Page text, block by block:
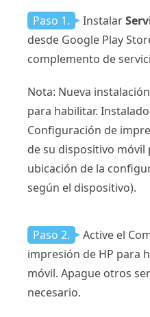
Paso 1. Instalar
desde Google Play
complemento de
Nota: Nueva
para habilitar.
Configuración de
de su dispositivo móvil
ubicación de la
según el dispositivo).
Paso 2.
Active el
impresión de HP para
móvil. Apague otros
necesario.